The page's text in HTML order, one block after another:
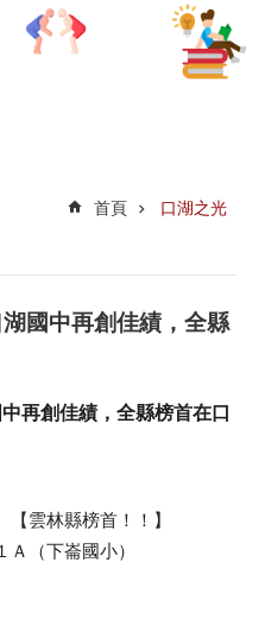
首頁 口湖之光
國中再創佳績，全縣
再創佳績，全縣榜首在口
雲林縣榜首！！】
（下崙國小）